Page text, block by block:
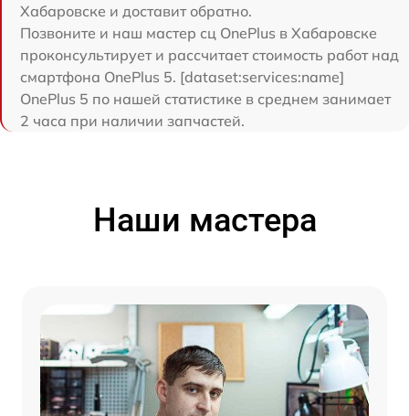
Хабаровске и доставит обратно.
Позвоните и наш мастер сц OnePlus в Хабаровске
проконсультирует и рассчитает стоимость работ над
смартфона OnePlus 5. [dataset:services:name]
OnePlus 5 по нашей статистике в среднем занимает
2 часа при наличии запчастей.
Наши мастера